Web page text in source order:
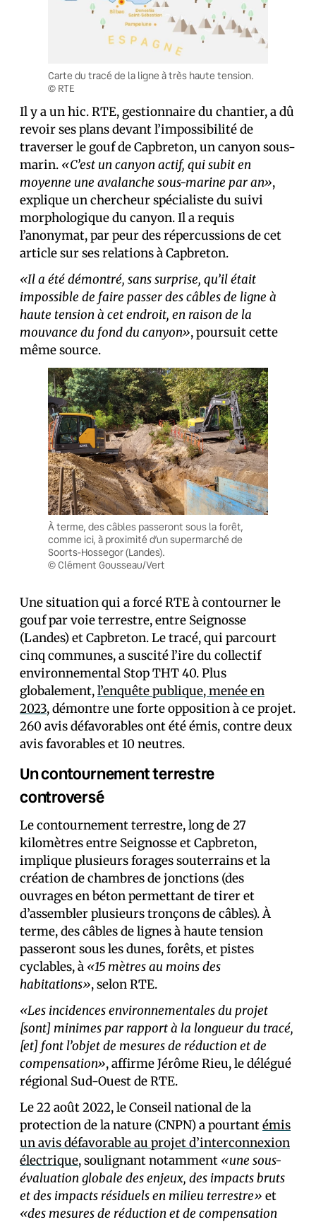
Carte du tracé de la ligne à très haute tension.
© RTE
Il y a un hic. RTE, gestionnaire du chantier, a dû
revoir ses plans devant l’impossibilité de
traverser le gouf de Capbreton, un canyon sous-
marin. «C’est un canyon actif, qui subit en
moyenne une avalanche sous-marine par an»,
explique un chercheur spécialiste du suivi
morphologique du canyon. Il a requis
l’anonymat, par peur des répercussions de cet
article sur ses relations à Capbreton.
«Il a été démontré, sans surprise, qu’il était
impossible de faire passer des câbles de ligne à
haute tension à cet endroit, en raison de la
mouvance du fond du canyon», poursuit cette
même source.
À terme, des câbles passeront sous la forêt,
comme ici, à proximité d’un supermarché de
Soorts-Hossegor (Landes).
© Clément Gousseau/Vert
Une situation qui a forcé RTE à contourner le
gouf par voie terrestre, entre Seignosse
(Landes) et Capbreton. Le tracé, qui parcourt
cinq communes, a suscité l’ire du collectif
environnemental Stop THT 40. Plus
globalement,l’enquête publique, menée en
2023, démontre une forte opposition à ce projet.
260 avis défavorables ont été émis, contre deux
avis favorables et 10 neutres.
Un contournement terrestre
controversé
Le contournement terrestre, long de 27
kilomètres entre Seignosse et Capbreton,
implique plusieurs forages souterrains et la
création de chambres de jonctions (des
ouvrages en béton permettant de tirer et
d’assembler plusieurs tronçons de câbles). À
terme, des câbles de lignes à haute tension
passeront sous les dunes, forêts, et pistes
cyclables, à «15 mètres au moins des
habitations», selon RTE.
«Les incidences environnementales du projet
[sont] minimes par rapport à la longueur du tracé,
[et] font l’objet de mesures de réduction et de
compensation», affirme Jérôme Rieu, le délégué
régional Sud-Ouest de RTE.
Le 22 août 2022, le Conseil national de la
protection de la nature (CNPN) a pourtantémis
un avis défavorable au projet d’interconnexion
électrique, soulignant notamment «une sous-
évaluation globale des enjeux, des impacts bruts
et des impacts résiduels en milieu terrestre» et
«des mesures de réduction et de compensation